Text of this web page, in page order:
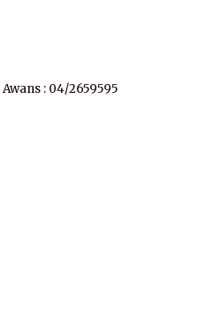
Awans : 04/2659595